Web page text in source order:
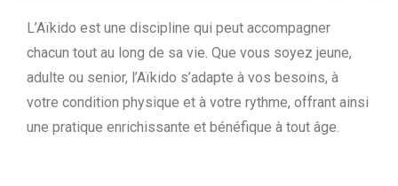
L’Aïkido est une discipline qui peut accompagner
chacun tout au long de sa vie. Que vous soyez jeune,
adulte ou senior, l’Aïkido s’adapte à vos besoins, à
votre condition physique et à votre rythme, offrant ainsi
une pratique enrichissante et bénéfique à tout âge.